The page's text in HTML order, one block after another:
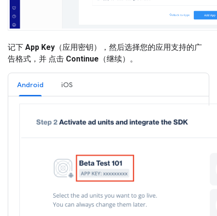
记下 App Key （应用密钥），然后选择您的应用支持的广
告格式，并 点击 Continue （继续）。
Android iOS